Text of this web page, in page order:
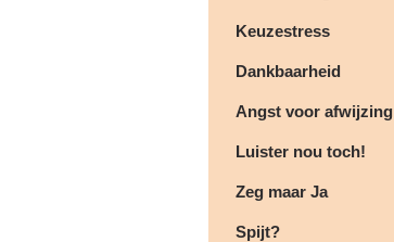
Keuzestress
Dankbaarheid
Angst voor afwijzing
Luister nou toch!
Zeg maar Ja
Spijt?